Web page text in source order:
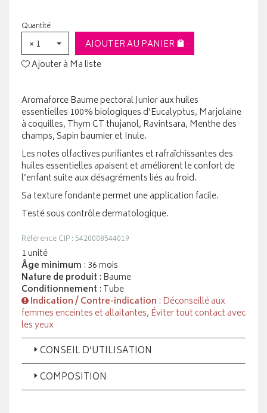
Quantité
× 1
AJOUTER AU PANIER
Ajouter à Ma liste
Aromaforce Baume pectoral Junior aux huiles
essentielles 100% biologiques d’Eucalyptus, Marjolaine
à coquilles, Thym CT thujanol, Ravintsara, Menthe des
champs, Sapin baumier et Inule.
Les notes olfactives purifiantes et rafraîchissantes des
huiles essentielles apaisent et améliorent le confort de
l’enfant suite aux désagréments liés au froid.
Sa texture fondante permet une application facile.
Testé sous contrôle dermatologique.
Référence CIP : 5420008544019
1 unité
Âge minimum : 36 mois
Nature de produit : Baume
Conditionnement : Tube
Indication / Contre-indication : Déconseillé aux
femmes enceintes et allaitantes, Éviter tout contact avec
les yeux
CONSEIL D’UTILISATION
COMPOSITION